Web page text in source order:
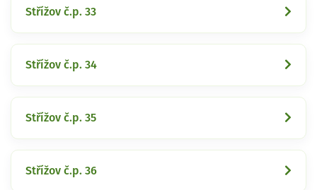
Střížov č.p. 33
Střížov č.p. 34
Střížov č.p. 35
Střížov č.p. 36